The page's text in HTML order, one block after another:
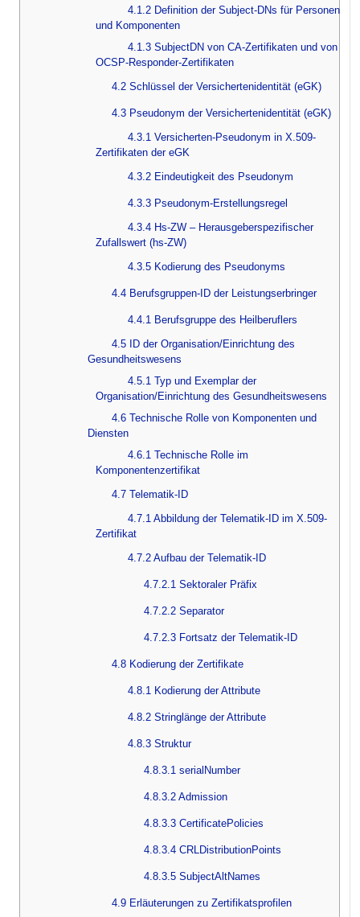
4.1.2 Definition der Subject-DNs für Personen
und Komponenten
4.1.3 SubjectDN von CA-Zertifikaten und von
OCSP-Responder-Zertifikaten
4.2 Schlüssel der Versichertenidentität (eGK)
4.3 Pseudonym der Versichertenidentität (eGK)
4.3.1 Versicherten-Pseudonym in X.509-
Zertifikaten der eGK
4.3.2 Eindeutigkeit des Pseudonym
4.3.3 Pseudonym-Erstellungsregel
4.3.4 Hs-ZW – Herausgeberspezifischer
Zufallswert (hs-ZW)
4.3.5 Kodierung des Pseudonyms
4.4 Berufsgruppen-ID der Leistungserbringer
4.4.1 Berufsgruppe des Heilberuflers
4.5 ID der Organisation/Einrichtung des
Gesundheitswesens
4.5.1 Typ und Exemplar der
Organisation/Einrichtung des Gesundheitswesens
4.6 Technische Rolle von Komponenten und
Diensten
4.6.1 Technische Rolle im
Komponentenzertifikat
4.7 Telematik-ID
4.7.1 Abbildung der Telematik-ID im X.509-
Zertifikat
4.7.2 Aufbau der Telematik-ID
4.7.2.1 Sektoraler Präfix
4.7.2.2 Separator
4.7.2.3 Fortsatz der Telematik-ID
4.8 Kodierung der Zertifikate
4.8.1 Kodierung der Attribute
4.8.2 Stringlänge der Attribute
4.8.3 Struktur
4.8.3.1 serialNumber
4.8.3.2 Admission
4.8.3.3 CertificatePolicies
4.8.3.4 CRLDistributionPoints
4.8.3.5 SubjectAltNames
4.9 Erläuterungen zu Zertifikatsprofilen